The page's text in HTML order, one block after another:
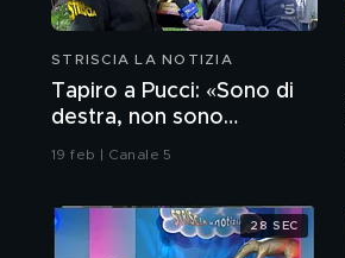
STRISCIA LA NOTIZIA
Tapiro a Pucci: «Sono di
destra, non sono
fascista» e su Fiorello
19 feb | Canale 5
28 SEC